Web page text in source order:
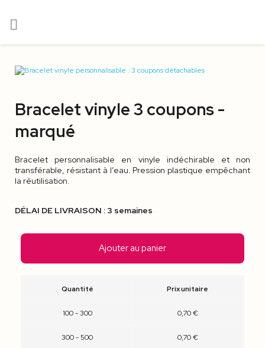

Bracelet vinyle 3 coupons -
marqué
Bracelet personnalisable en vinyle indéchirable et non
transférable, résistant à l’eau. Pression plastique empêchant
la réutilisation.
DÉLAI DE LIVRAISON : 3 semaines
Ajouter au panier
Quantité Prix unitaire
100 - 300 0,70 €
300 - 500 0,70 €